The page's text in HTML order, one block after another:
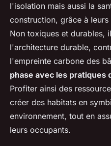
l'isolation mais aussi la
construction, grâce à
Non toxiques et durables,
l'architecture durable,
l'empreinte carbone des
phase avec les pratiques
Profiter ainsi des
créer des habitats en
environnement, tout en
leurs occupants.